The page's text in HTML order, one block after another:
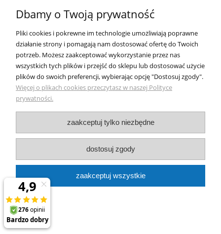
W razie niezadowolenia ze sposobu
załatwienia reklamacji przez Sprzedawcę,
istnieje też możliwość skorzystania z
pozasądowych sposobów rozpatrywania
reklamacji i dochodzenia roszczeń, zgodnie z
procedurą opisaną w Rozdziale 9. punkt 6-7
Regulaminu Sklepu.
Rozdział 5.
Pełne informacje o przetwarzaniu danych
osobowych klientów Sklepu, w tym na cele
prowadzenia Konta, znajdują się w
prywatności.
Rozdział 6.
Sprzedawca może dokonywać zmian
Dbamy o Twoją prywatność
Pliki cookies i pokrewne im technologie umożliwiają poprawne
działanie strony i pomagają nam dostosować ofertę do Twoich
potrzeb. Możesz zaakceptować wykorzystanie przez nas
wszystkich tych plików i przejść do sklepu lub dostosować użycie
plików do swoich preferencji, wybierając opcję "Dostosuj zgody".
Więcej o plikach cookies przeczytasz w naszej Polityce
prywatności.
zaakceptuj tylko niezbędne
dostosuj zgody
zaakceptuj wszystkie